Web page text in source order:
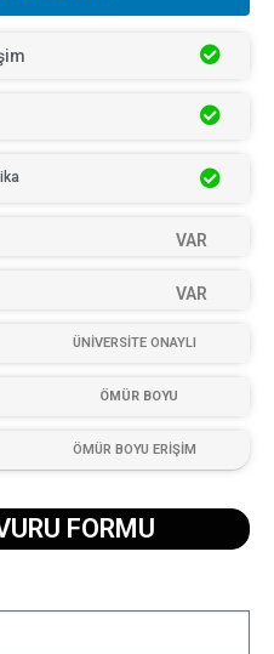
VAR
VAR
ÜNİVERSİTE ONAYLI
ÖMÜR BOYU
ÖMÜR BOYU ERİŞİM
FORMU​